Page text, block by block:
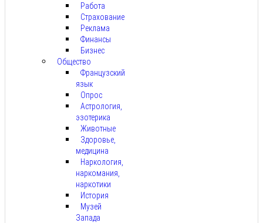
Работа
Страхование
Реклама
Финансы
Бизнес
Общество
Французский
язык
Опрос
Астрология,
эзотерика
Животные
Здоровье,
медицина
Наркология,
наркомания,
наркотики
История
Музей
Запада